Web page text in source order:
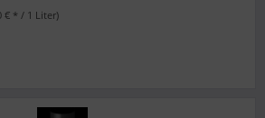
€ * / 1 Liter)